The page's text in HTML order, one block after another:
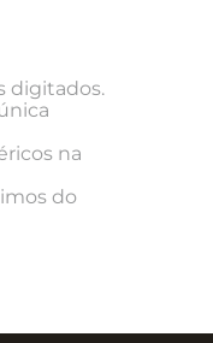
digitados.
na
do